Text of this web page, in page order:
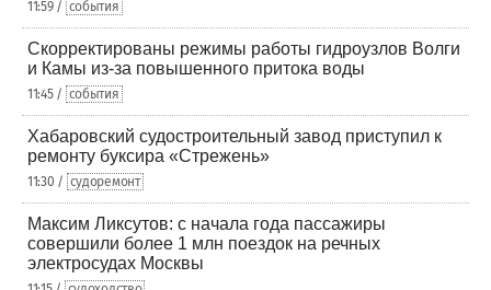
11:59 / события
Скорректированы режимы работы гидроузлов Волги
и Камы из-за повышенного притока воды
11:45 / события
Хабаровский судостроительный завод приступил к
ремонту буксира «Стрежень»
11:30 / судоремонт
Максим Ликсутов: с начала года пассажиры
совершили более 1 млн поездок на речных
электросудах Москвы